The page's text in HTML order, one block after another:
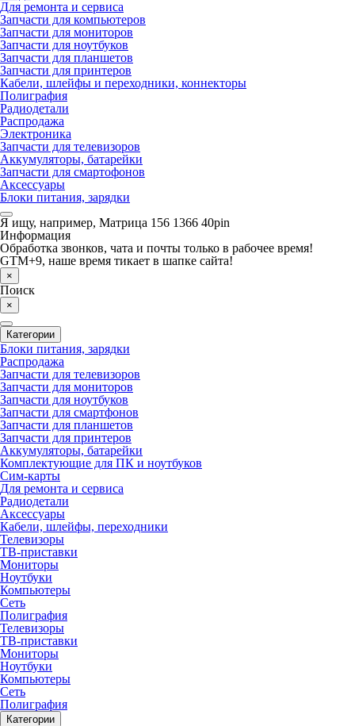
Для ремонта и сервиса
Запчасти для компьютеров
Запчасти для мониторов
Запчасти для ноутбуков
Запчасти для планшетов
Запчасти для принтеров
Кабели, шлейфы и переходники, коннекторы
Полиграфия
Радиодетали
Распродажа
Электроника
Запчасти для телевизоров
Аккумуляторы, батарейки
Запчасти для смартофонов
Аксессуары
Блоки питания, зарядки
Я ищу, например, Матрица 156 1366 40pin
Информация
Обработка звонков, чата и почты только в рабочее время!
GTM+9, наше время тикает в шапке сайта!
×
Поиск
×
Категории
Блоки питания, зарядки
Распродажа
Запчасти для телевизоров
Запчасти для мониторов
Запчасти для ноутбуков
Запчасти для смартфонов
Запчасти для планшетов
Запчасти для принтеров
Аккумуляторы, батарейки
Комплектующие для ПК и ноутбуков
Сим-карты
Для ремонта и сервиса
Радиодетали
Аксессуары
Кабели, шлейфы, переходники
Телевизоры
ТВ-приставки
Мониторы
Ноутбуки
Компьютеры
Сеть
Полиграфия
Телевизоры
ТВ-приставки
Мониторы
Ноутбуки
Компьютеры
Сеть
Полиграфия
Категории